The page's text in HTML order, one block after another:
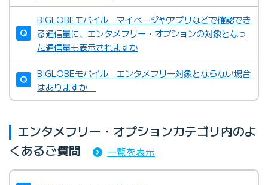
BIGLOBEモバイル マイページやアプリなどで確認でき
る通信量に、エンタメフリー・オプションの対象となっ
た通信量も表示されますか
BIGLOBEモバイル エンタメフリー対象とならない場合
はありますか
エンタメフリー・オプションカテゴリ内のよ
くあるご質問
一覧を表示